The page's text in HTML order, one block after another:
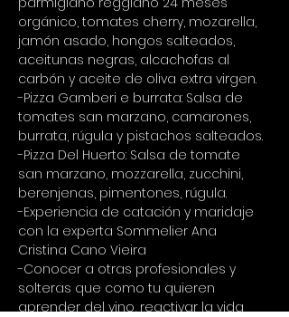
orgánico, tomates cherry, mozarella,
jamón asado, hongos salteados,
aceitunas negras, alcachofas al
carbón y aceite de oliva extra virgen.
-Pizza Gamberi e burrata: Salsa de
tomates san marzano, camarones,
burrata, rúgula y pistachos salteados.
-Pizza Del Huerto: Salsa de tomate
san marzano, mozzarella, zucchini,
berenjenas, pimentones, rúgula.
-Experiencia de catación y maridaje
con la experta Sommelier Ana
Cristina Cano Vieira
-Conocer a otras profesionales y
solteras que como tu quieren
aprender del vino, reactivar la vida